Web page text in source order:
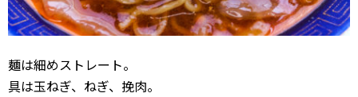
麺は細めストレート。
具は玉ねぎ、ねぎ、挽肉。